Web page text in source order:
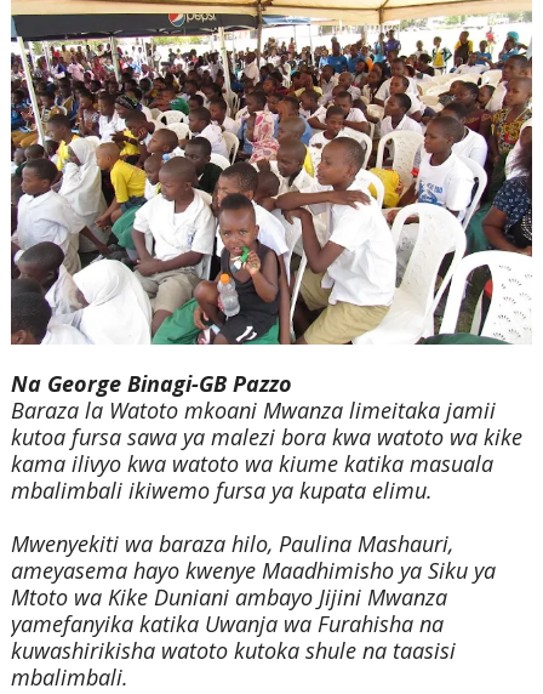
Na George Binagi-GB Pazzo
Baraza la Watoto mkoani Mwanza limeitaka jamii
kutoa fursa sawa ya malezi bora kwa watoto wa kike
kama ilivyo kwa watoto wa kiume katika masuala
mbalimbali ikiwemo fursa ya kupata elimu.
Mwenyekiti wa baraza hilo, Paulina Mashauri,
ameyasema hayo kwenye Maadhimisho ya Siku ya
Mtoto wa Kike Duniani ambayo Jijini Mwanza
yamefanyika katika Uwanja wa Furahisha na
kuwashirikisha watoto kutoka shule na taasisi
mbalimbali.